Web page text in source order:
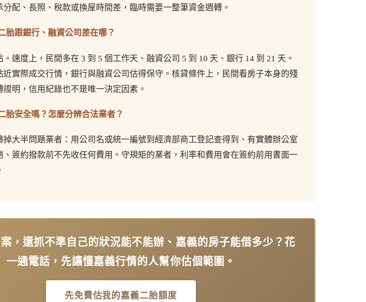
分配、長照、稅款或換屋時間差，臨時需要一整筆資金週轉。
胎跟銀行、融資公司差在哪？
速度上，民間多在 3 到 5 個工作天、融資公司 5 到 10 天、銀行 14 到 21 天。
近實際成交行情，銀行與融資公司估得保守。核貸條件上，民間看房子本身的殘
明，信用紀錄也不是唯一決定因素。
胎安全嗎？怎麼分辨合法業者？
掉大半問題業者：用公司名或統一編號到經濟部商工登記查得到、有實體辦公室
、簽約撥款前不先收任何費用。守規矩的業者，利率和費用會在簽約前用書面一
，還抓不準自己的狀況能不能辦、嘉義的房子能借多少？花
一通電話，先讓懂嘉義行情的人幫你估個範圍。
先免費估我的嘉義二胎額度